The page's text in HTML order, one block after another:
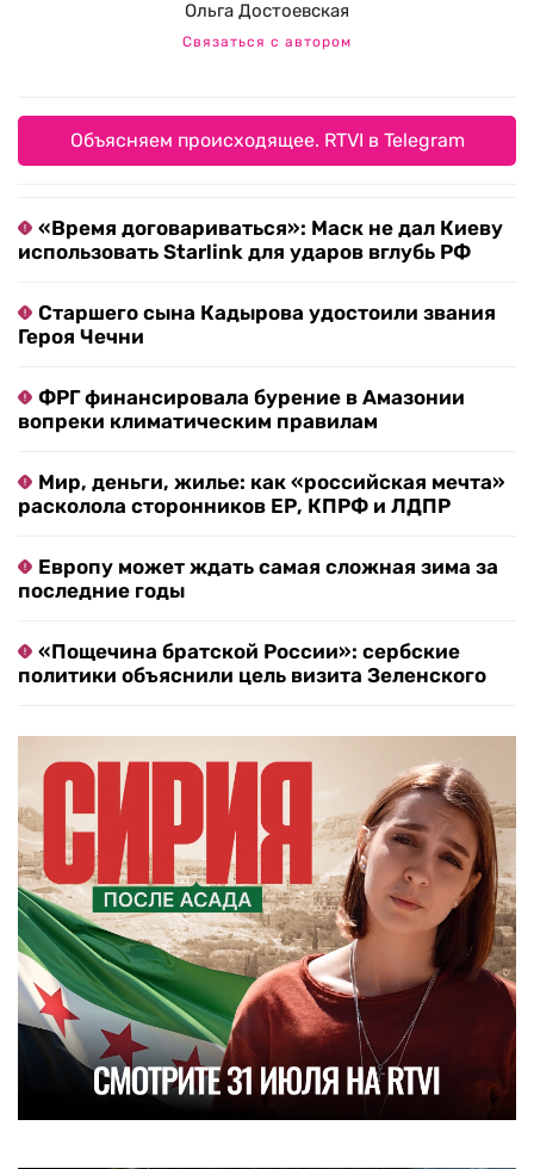
Ольга Достоевская
Связаться с автором
Объясняем происходящее. RTVI в Telegram
«Время договариваться»: Маск не дал Киеву
использовать Starlink для ударов вглубь РФ
Старшего сына Кадырова удостоили звания
Героя Чечни
ФРГ финансировала бурение в Амазонии
вопреки климатическим правилам
Мир, деньги, жилье: как «российская мечта»
расколола сторонников ЕР, КПРФ и ЛДПР
Европу может ждать самая сложная зима за
последние годы
«Пощечина братской России»: сербские
политики объяснили цель визита Зеленского